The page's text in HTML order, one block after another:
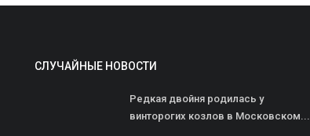
СЛУЧАЙНЫЕ НОВОСТИ
Редкая двойня родилась у
винторогих козлов в Московском...